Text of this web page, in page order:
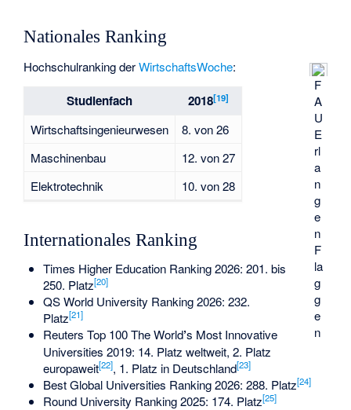
Nationales Ranking
F
A
U
E
rl
a
n
g
e
n
F
la
g
g
e
n
Hochschulranking derWirtschaftsWoche:
Studienfach 2018[19]
Wirtschaftsingenieurwesen
8. von 26
Maschinenbau
12. von 27
Elektrotechnik
10. von 28
Internationales Ranking
Times Higher Education Ranking 2026: 201. bis
250. Platz[20]
QS World University Ranking 2026: 232.
Platz[21]
Reuters Top 100 The World’s Most Innovative
Universities 2019: 14. Platz weltweit, 2. Platz
europaweit[22], 1. Platz in Deutschland[23]
Best Global Universities Ranking 2026: 288. Platz[24]
Round University Ranking 2025: 174. Platz[25]